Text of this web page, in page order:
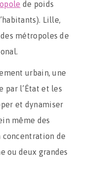
de poids
Lille,
métropoles de
urbain, une
par l’État et les
et dynamiser
même des
concentration de
ou deux grandes